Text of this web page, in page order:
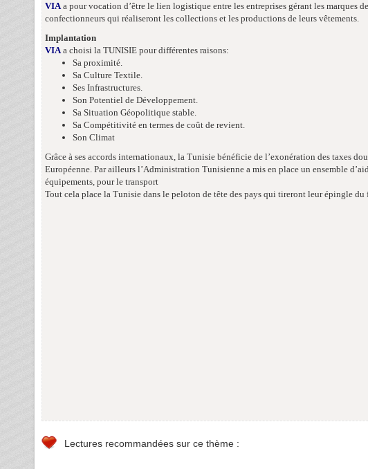
VIAa pour vocation d’être le lien logistique entre les entreprises gérant les marques
confectionneurs qui réaliseront les collections et les productions de leurs vêtements.
Implantation
VIAa choisi la TUNISIE pour différentes raisons:
Sa proximité.
Sa Culture Textile.
Ses Infrastructures.
Son Potentiel de Développement.
Sa Situation Géopolitique stable.
Sa Compétitivité en termes de coût de revient.
Son Climat
Grâce à ses accords internationaux, la Tunisie bénéficie de l’exonération des taxes
Européenne. Par ailleurs l’Administration Tunisienne a mis en place un ensemble
équipements, pour le transport
Tout cela place la Tunisie dans le peloton de tête des pays qui tireront leur épingle
Lectures recommandées sur ce thème :